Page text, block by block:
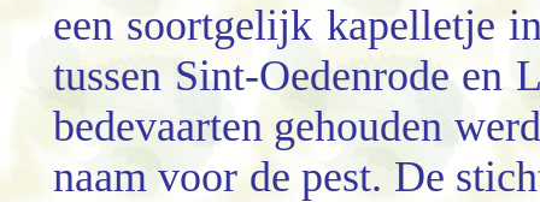
een soortgelijk kapelletje
tussen Sint-Oedenrode en
bedevaarten gehouden
naam voor de pest. De